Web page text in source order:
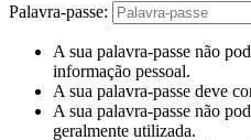
Palavra-passe:
A sua palavra-passe não
informação pessoal.
A sua palavra-passe deve
A sua palavra-passe não
geralmente utilizada.